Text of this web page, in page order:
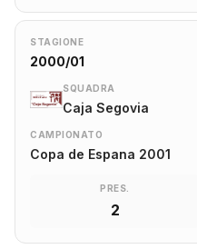
STAGIONE
2000/01
SQUADRA
Caja Segovia
CAMPIONATO
Copa de Espana 2001
PRES.
2